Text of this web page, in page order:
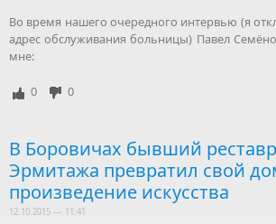
Во время нашего очередного интервью (я
адрес обслуживания больницы) Павел
мне:
0 0
В Боровичах бывший
Эрмитажа превратил свой
произведение искусства
12.10.2015 — 11:41